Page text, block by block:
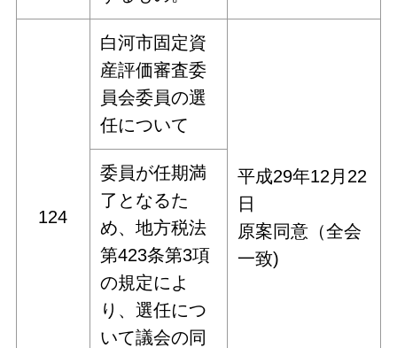
124
白河市固定資
産評価審査委
員会委員の選
任について
平成29年12月22
日
原案同意（全会
一致)
委員が任期満
了となるた
め、地方税法
第423条第3項
の規定によ
り、選任につ
いて議会の同